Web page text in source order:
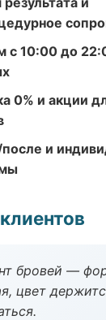
с 10:00 до
0% и акции
и
бровей —
цвет